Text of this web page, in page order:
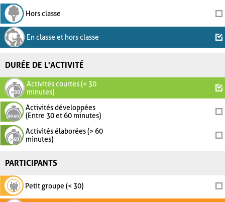
Hors classe
En classe et hors classe
DURÉE DE L'ACTIVITÉ
Activités courtes (< 30
minutes)
Activités développées
(Entre 30 et 60 minutes)
Activités élaborées (> 60
minutes)
PARTICIPANTS
Petit groupe (< 30)